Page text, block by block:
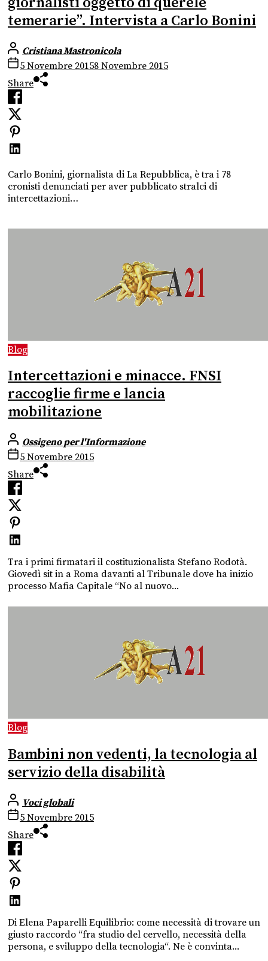
temerarie”. Intervista a Carlo Bonini
Cristiana Mastronicola
5 Novembre 20158 Novembre 2015
Share
Carlo Bonini, giornalista di La Repubblica, è tra i 78
cronisti denunciati per aver pubblicato stralci di
intercettazioni…
Blog
Intercettazioni e minacce. FNSI
raccoglie firme e lancia
mobilitazione
Ossigeno per l'Informazione
5 Novembre 2015
Share
Tra i primi firmatari il costituzionalista Stefano Rodotà.
Giovedì sit in a Roma davanti al Tribunale dove ha inizio
processo Mafia Capitale “No al nuovo...
Blog
Bambini non vedenti, la tecnologia al
servizio della disabilità
Voci globali
5 Novembre 2015
Share
Di Elena Paparelli Equilibrio: come necessità di trovare un
giusto raccordo “fra studio del cervello, necessità della
persona, e sviluppo della tecnologia“. Ne è convinta...